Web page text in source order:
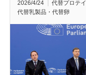
2026/4/24 代替プロテ
代替乳製品・代替卵